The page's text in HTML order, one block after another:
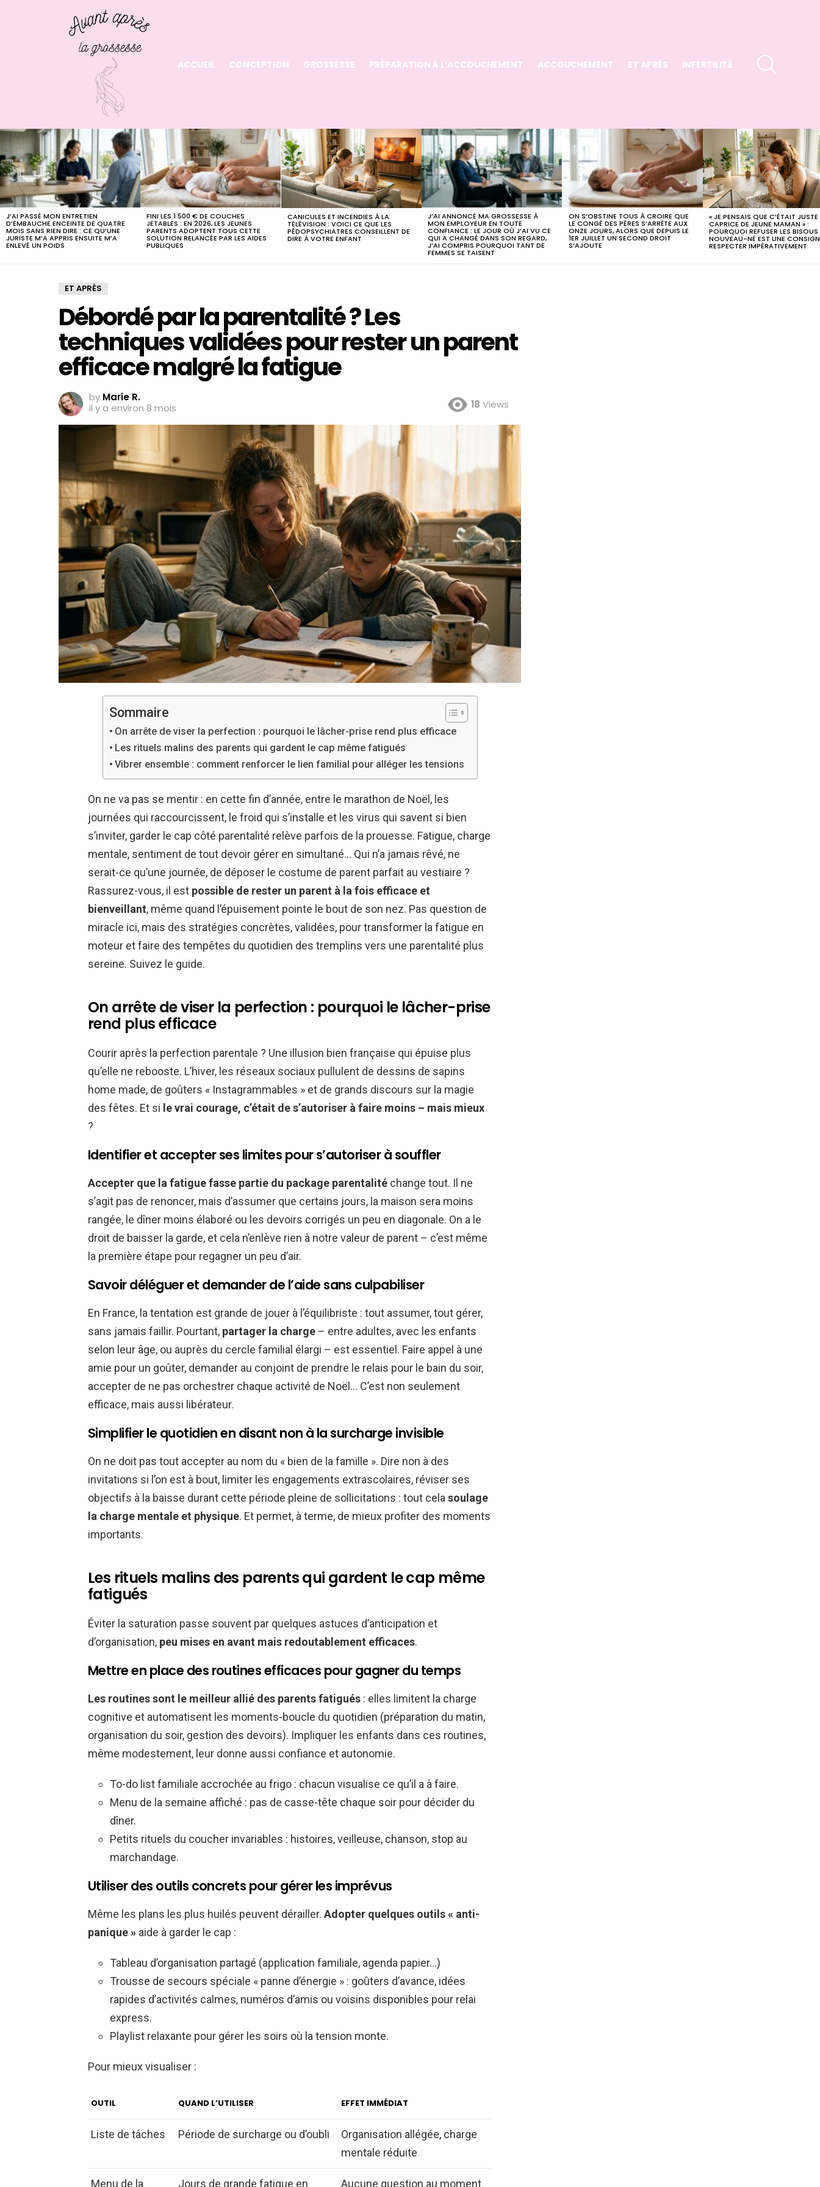
ACCUEIL CONCEPTION GROSSESSE PRÉPARATION À L’ACCOUCHEMENT ACCOUCHEMENT ET APRÈS INFERTILITÉ
LATEST
STORIES
J’AI PASSÉ MON ENTRETIEN
D’EMBAUCHE ENCEINTE DE QUATRE
MOIS SANS RIEN DIRE : CE QU’UNE
JURISTE M’A APPRIS ENSUITE M’A
ENLEVÉ UN POIDS
FINI LES 1 500 € DE COUCHES
JETABLES : EN 2026, LES JEUNES
PARENTS ADOPTENT TOUS CETTE
SOLUTION RELANCÉE PAR LES AIDES
PUBLIQUES
CANICULES ET INCENDIES À LA
TÉLÉVISION : VOICI CE QUE LES
PÉDOPSYCHIATRES CONSEILLENT DE
DIRE À VOTRE ENFANT
J’AI ANNONCÉ MA GROSSESSE À
MON EMPLOYEUR EN TOUTE
CONFIANCE : LE JOUR OÙ J’AI VU CE
QUI A CHANGÉ DANS SON REGARD,
J’AI COMPRIS POURQUOI TANT DE
FEMMES SE TAISENT
ON S’OBSTINE TOUS À CROIRE QUE
LE CONGÉ DES PÈRES S’ARRÊTE AUX
ONZE JOURS, ALORS QUE DEPUIS LE
1ER JUILLET UN SECOND DROIT
S’AJOUTE
« JE PENSAIS QUE C’ÉTAIT
CAPRICE DE JEUNE MAMAN » :
POURQUOI REFUSER LES
NOUVEAU-NÉ EST UNE
RESPECTER IMPÉRATIVEMENT
ET APRÈS
Débordé par la parentalité ? Les
techniques validées pour rester un parent
efficace malgré la fatigue
by Marie R.
il y a environ 8 mois
18 Views
Sommaire
On arrête de viser la perfection : pourquoi le lâcher-prise rend plus efficace
Les rituels malins des parents qui gardent le cap même fatigués
Vibrer ensemble : comment renforcer le lien familial pour alléger les tensions
On ne va pas se mentir : en cette fin d’année, entre le marathon de Noël, les
journées qui raccourcissent, le froid qui s’installe et les virus qui savent si bien
s’inviter, garder le cap côté parentalité relève parfois de la prouesse. Fatigue, charge
mentale, sentiment de tout devoir gérer en simultané… Qui n’a jamais rêvé, ne
serait-ce qu’une journée, de déposer le costume de parent parfait au vestiaire ?
Rassurez-vous, il est possible de rester un parent à la fois efficace et
bienveillant, même quand l’épuisement pointe le bout de son nez. Pas question de
miracle ici, mais des stratégies concrètes, validées, pour transformer la fatigue en
moteur et faire des tempêtes du quotidien des tremplins vers une parentalité plus
sereine. Suivez le guide.
On arrête de viser la perfection : pourquoi le lâcher-prise
rend plus efficace
Courir après la perfection parentale ? Une illusion bien française qui épuise plus
qu’elle ne rebooste. L’hiver, les réseaux sociaux pullulent de dessins de sapins
home made, de goûters « Instagrammables » et de grands discours sur la magie
des fêtes. Et si le vrai courage, c’était de s’autoriser à faire moins – mais mieux
?
Identifier et accepter ses limites pour s’autoriser à souffler
Accepter que la fatigue fasse partie du package parentalité change tout. Il ne
s’agit pas de renoncer, mais d’assumer que certains jours, la maison sera moins
rangée, le dîner moins élaboré ou les devoirs corrigés un peu en diagonale. On a le
droit de baisser la garde, et cela n’enlève rien à notre valeur de parent – c’est même
la première étape pour regagner un peu d’air.
Savoir déléguer et demander de l’aide sans culpabiliser
En France, la tentation est grande de jouer à l’équilibriste : tout assumer, tout gérer,
sans jamais faillir. Pourtant, partager la charge – entre adultes, avec les enfants
selon leur âge, ou auprès du cercle familial élargi – est essentiel. Faire appel à une
amie pour un goûter, demander au conjoint de prendre le relais pour le bain du soir,
accepter de ne pas orchestrer chaque activité de Noël… C’est non seulement
efficace, mais aussi libérateur.
Simplifier le quotidien en disant non à la surcharge invisible
On ne doit pas tout accepter au nom du « bien de la famille ». Dire non à des
invitations si l’on est à bout, limiter les engagements extrascolaires, réviser ses
objectifs à la baisse durant cette période pleine de sollicitations : tout celasoulage
la charge mentale et physique. Et permet, à terme, de mieux profiter des moments
importants.
Les rituels malins des parents qui gardent le cap même
fatigués
Éviter la saturation passe souvent par quelques astuces d’anticipation et
d’organisation, peu mises en avant mais redoutablement efficaces.
Mettre en place des routines efficaces pour gagner du temps
Les routines sont le meilleur allié des parents fatigués : elles limitent la charge
cognitive et automatisent les moments-boucle du quotidien (préparation du matin,
organisation du soir, gestion des devoirs). Impliquer les enfants dans ces routines,
même modestement, leur donne aussi confiance et autonomie.
To-do list familiale accrochée au frigo : chacun visualise ce qu’il a à faire.
Menu de la semaine affiché : pas de casse-tête chaque soir pour décider du
dîner.
Petits rituels du coucher invariables : histoires, veilleuse, chanson, stop au
marchandage.
Utiliser des outils concrets pour gérer les imprévus
Même les plans les plus huilés peuvent dérailler. Adopter quelques outils « anti-
panique » aide à garder le cap :
Tableau d’organisation partagé (application familiale, agenda papier…)
Trousse de secours spéciale « panne d’énergie » : goûters d’avance, idées
rapides d’activités calmes, numéros d’amis ou voisins disponibles pour relai
express.
Playlist relaxante pour gérer les soirs où la tension monte.
Pour mieux visualiser :
OUTIL QUAND L’UTILISER EFFET IMMÉDIAT
Liste de tâches Période de surcharge ou d’oubli
Organisation allégée, charge
mentale réduite
Menu de la Jours de grande fatigue en Aucune question au moment